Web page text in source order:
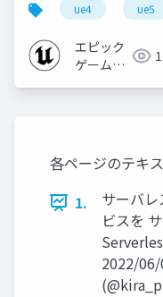
ue4 ue5
エピック
ゲームズ
各ページのテキ
1.
サーバ
ビスを
2022/